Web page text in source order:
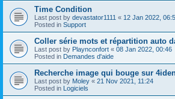
Time Condition
Last post by devastator1111 « 12 Jan 2022,
Posted in Support
Coller série mots et répartition auto
Last post by Playnconfort « 08 Jan 2022, 00:46
Posted in Demandes d'aide
Recherche image qui bouge sur
Last post by Moley « 21 Nov 2021, 11:24
Posted in Logiciels